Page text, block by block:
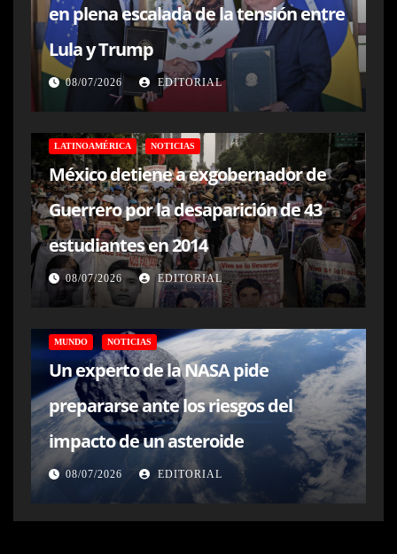
en plena escalada de la tensión entre
Lula y Trump
08/07/2026 EDITORIAL
LATINOAMÉRICA NOTICIAS
México detiene a exgobernador de
Guerrero por la desaparición de 43
estudiantes en 2014
08/07/2026 EDITORIAL
MUNDO NOTICIAS
Un experto de la NASA pide
prepararse ante los riesgos del
impacto de un asteroide
08/07/2026 EDITORIAL